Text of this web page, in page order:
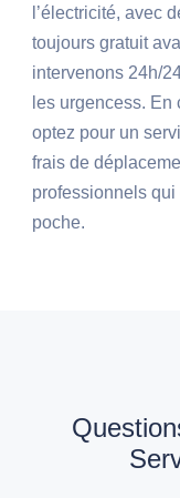
l’électricité, avec
toujours gratuit
intervenons 24h/
les urgencess.
optez pour un
frais de
professionnels
poche.